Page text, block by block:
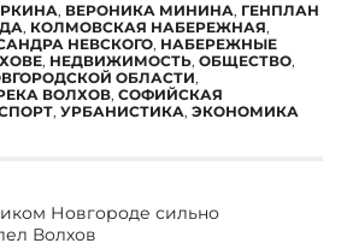
, ВЕРОНИКА МИНИНА, ГЕНПЛАН
, КОЛМОВСКАЯ НАБЕРЕЖНАЯ,
НЕВСКОГО, НАБЕРЕЖНЫЕ
, НЕДВИЖИМОСТЬ, ОБЩЕСТВО,
ОБЛАСТИ,
ВОЛХОВ, СОФИЙСКАЯ
, УРБАНИСТИКА, ЭКОНОМИКА
Новгороде сильно
Волхов